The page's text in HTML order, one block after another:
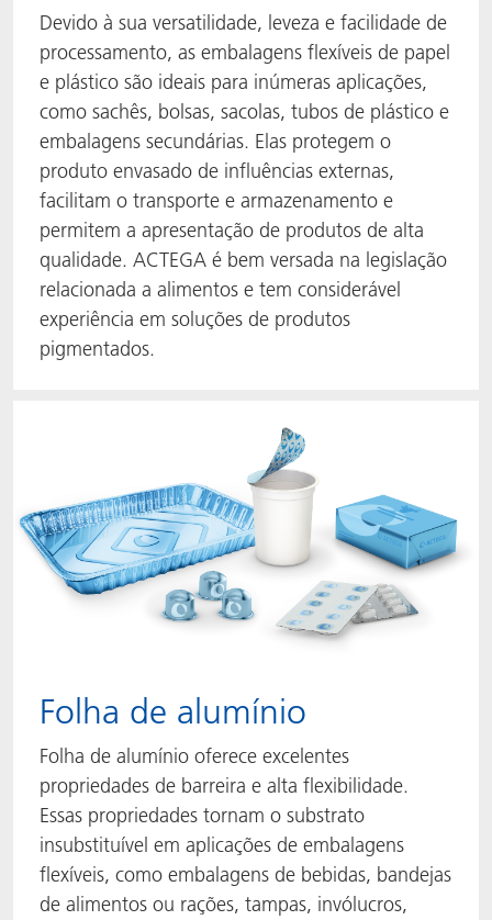
Devido à sua versatilidade, leveza e facilidade de
processamento, as embalagens flexíveis de papel
e plástico são ideais para inúmeras aplicações,
como sachês, bolsas, sacolas, tubos de plástico e
embalagens secundárias. Elas protegem o
produto envasado de influências externas,
facilitam o transporte e armazenamento e
permitem a apresentação de produtos de alta
qualidade. ACTEGA é bem versada na legislação
relacionada a alimentos e tem considerável
experiência em soluções de produtos
pigmentados.
Folha de alumínio
Folha de alumínio oferece excelentes
propriedades de barreira e alta flexibilidade.
Essas propriedades tornam o substrato
insubstituível em aplicações de embalagens
flexíveis, como embalagens de bebidas, bandejas
de alimentos ou rações, tampas, invólucros,